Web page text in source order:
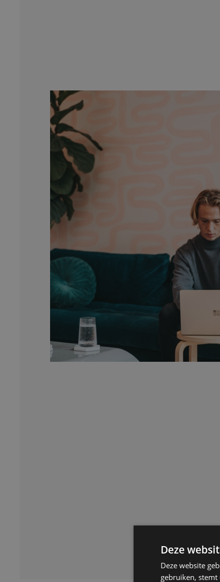
Deze
Deze website
gebruiken,